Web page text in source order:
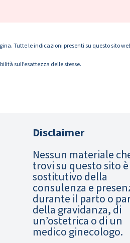
Tutte le indicazioni presenti su questo sito
sull’esattezza delle stesse.
Disclaimer
Nessun materiale
trovi su questo sito è
sostitutivo della
consulenza e
durante il parto o
della gravidanza, di
un’ostetrica o di un
medico ginecologo.